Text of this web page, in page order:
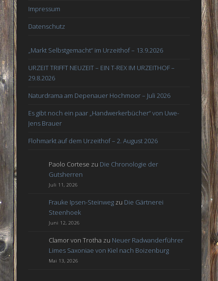
Impressum
Datenschutz
„Markt Selbstgemacht“ im Urzeithof – 13.9.2026
URZEIT TRIFFT NEUZEIT – EIN T-REX IM URZEITHOF –
29.8.2026
Naturdrama am Depenauer Hochmoor – Juli 2026
Es gibt noch ein paar „Handwerkerbücher“ von Uwe-
Jens Brauer
Flohmarkt auf dem Urzeithof – 2. August 2026
Paolo Cortese zu Die Chronologie der
Gutsherren
Juli 11, 2026
Frauke Ipsen-Steinweg zu Die Gärtnerei
Steenhoek
Juni 12, 2026
Clamor von Trotha zu Neuer Radwanderführer
Limes Saxoniae von Kiel nach Boizenburg
Mai 13, 2026